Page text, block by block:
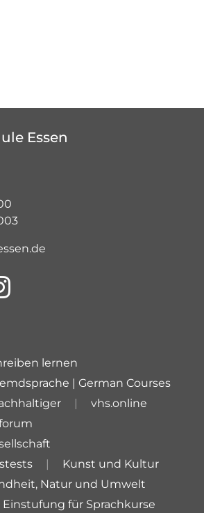
Essen
lernen
| German Courses
vhs.online
Kunst und Kultur
Natur und Umwelt
Einstufung für Sprachkurse